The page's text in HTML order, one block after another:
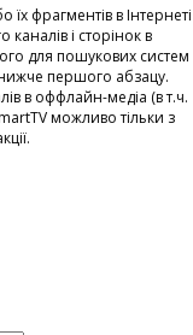
їх фрагментів в Інтернеті
і сторінок в
для пошукових систем
першого абзацу.
в оффлайн-медіа (в т.ч.
можливо тільки з